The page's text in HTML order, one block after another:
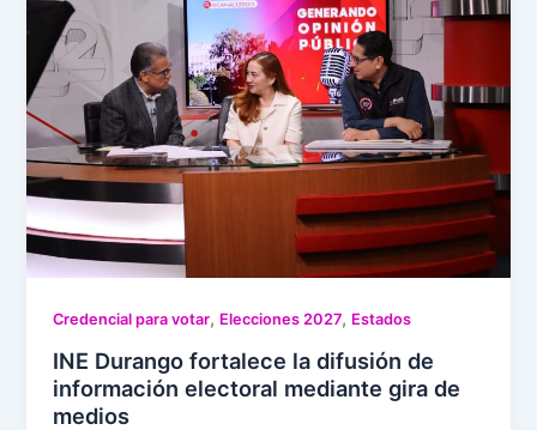
Credencial para votar, Elecciones 2027, Estados
INE Durango fortalece la difusión de
información electoral mediante gira de
medios